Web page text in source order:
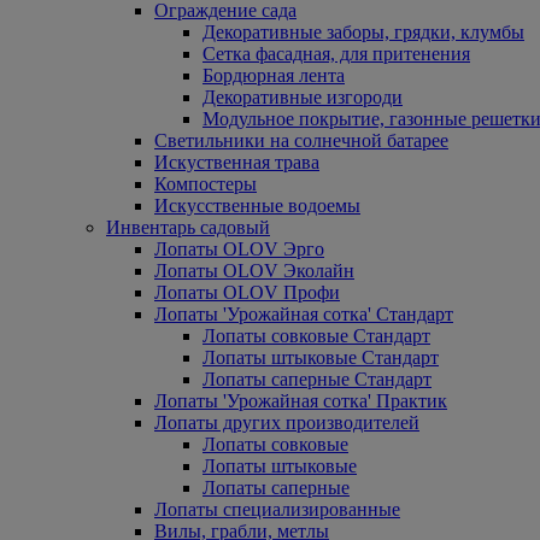
Ограждение сада
Декоративные заборы, грядки, клумбы
Сетка фасадная, для притенения
Бордюрная лента
Декоративные изгороди
Модульное покрытие, газонные
Светильники на солнечной батарее
Искуственная трава
Компостеры
Искусственные водоемы
Инвентарь садовый
Лопаты OLOV Эрго
Лопаты OLOV Эколайн
Лопаты OLOV Профи
Лопаты 'Урожайная сотка' Стандарт
Лопаты совковые Стандарт
Лопаты штыковые Стандарт
Лопаты саперные Стандарт
Лопаты 'Урожайная сотка' Практик
Лопаты других производителей
Лопаты совковые
Лопаты штыковые
Лопаты саперные
Лопаты специализированные
Вилы, грабли, метлы